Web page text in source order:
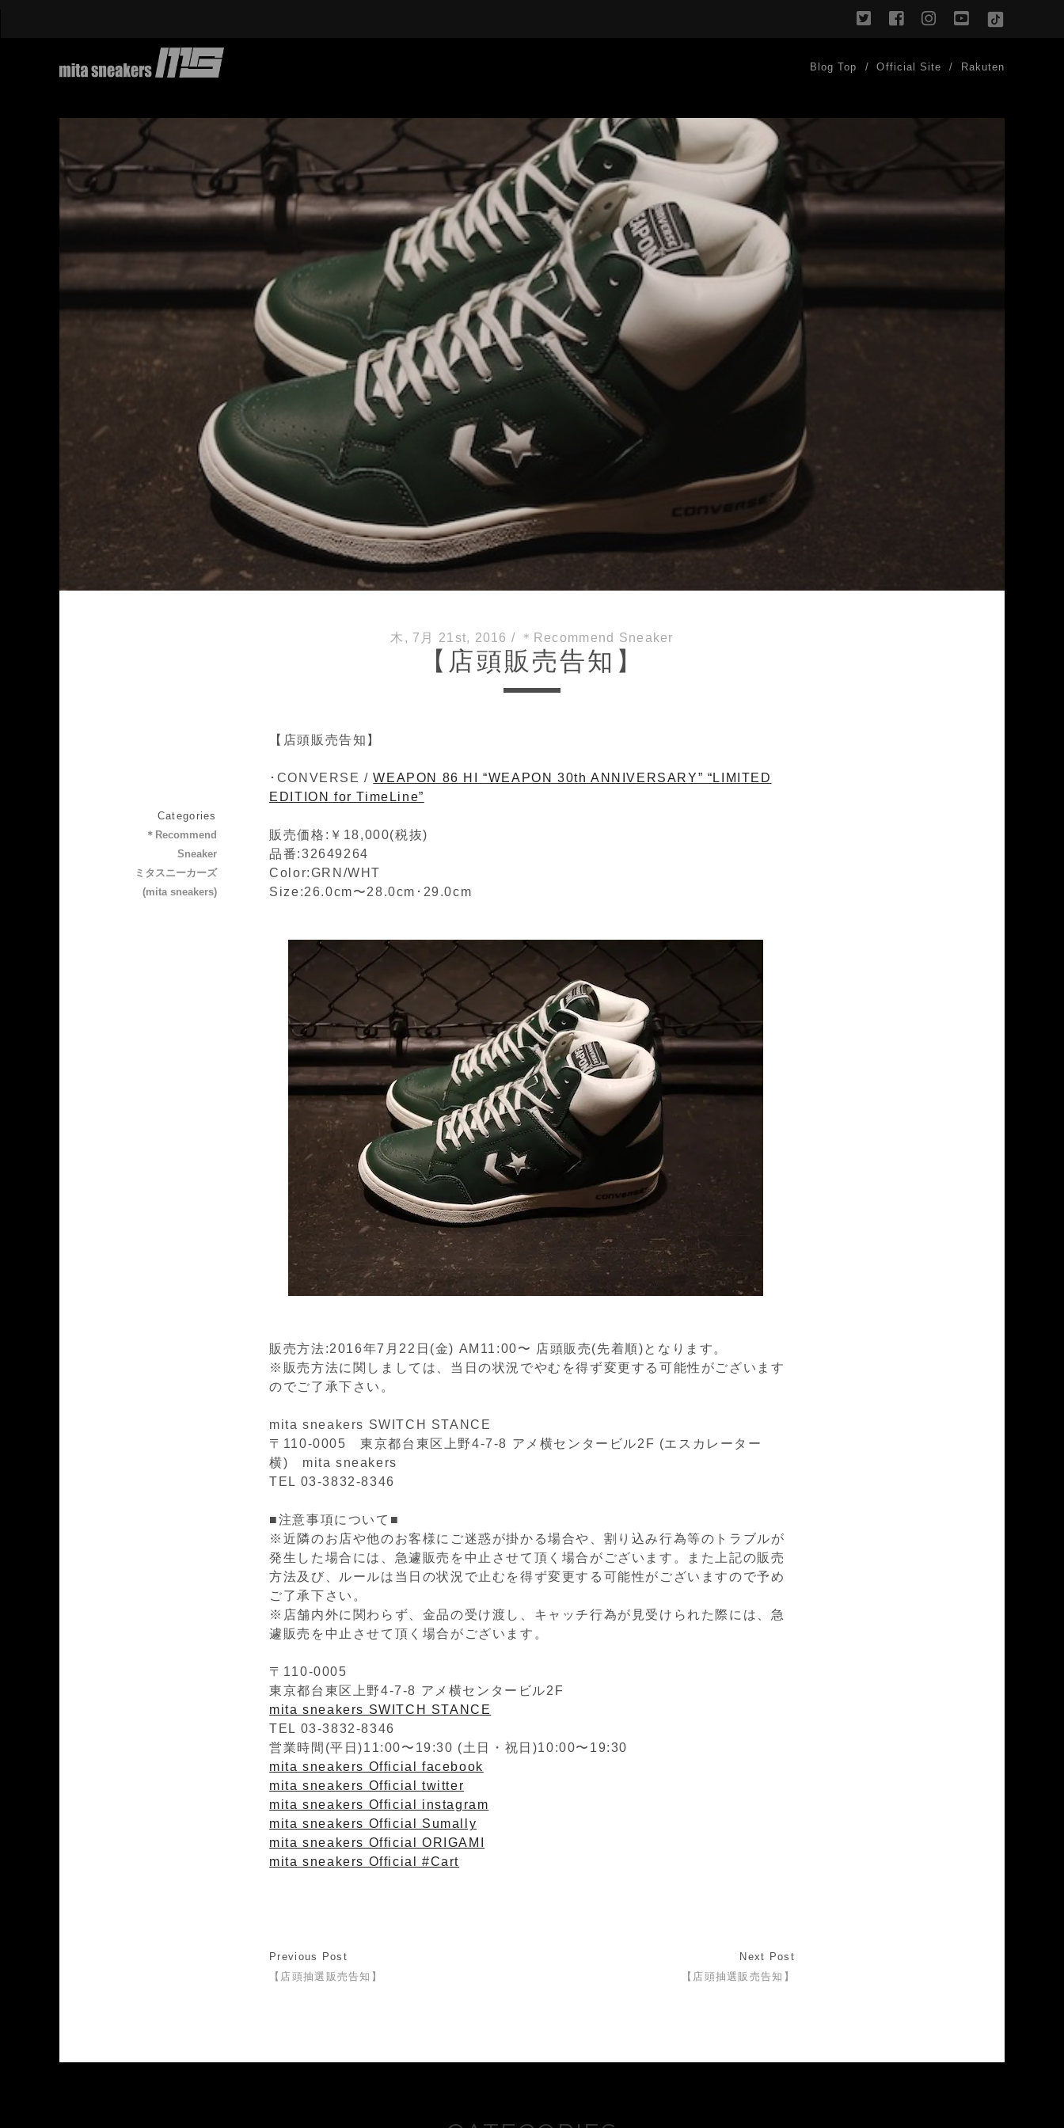
twitterfacebookinstagram
youtube
TikTok
Blog Top Official Site Rakuten
木, 7月 21st, 2016 / ＊Recommend Sneaker
【店頭販売告知】
【店頭販売告知】
･CONVERSE /WEAPON 86 HI “WEAPON 30th ANNIVERSARY” “LIMITED
EDITION for TimeLine”
販売価格:￥18,000(税抜)
品番:32649264
Color:GRN/WHT
Size:26.0cm〜28.0cm･29.0cm
販売方法:2016年7月22日(金) AM11:00〜 店頭販売(先着順)となります。
※販売方法に関しましては、当日の状況でやむを得ず変更する可能性がございます
のでご了承下さい。
mita sneakers SWITCH STANCE
〒110-0005 東京都台東区上野4-7-8 アメ横センタービル2F (エスカレーター
横) mita sneakers
TEL 03-3832-8346
■注意事項について■
※近隣のお店や他のお客様にご迷惑が掛かる場合や、割り込み行為等のトラブルが
発生した場合には、急遽販売を中止させて頂く場合がございます。また上記の販売
方法及び、ルールは当日の状況で止むを得ず変更する可能性がございますので予め
ご了承下さい。
※店舗内外に関わらず、金品の受け渡し、キャッチ行為が見受けられた際には、急
遽販売を中止させて頂く場合がございます。
〒110-0005
東京都台東区上野4-7-8 アメ横センタービル2F
mita sneakers SWITCH STANCE
TEL 03-3832-8346
営業時間(平日)11:00〜19:30 (土日・祝日)10:00〜19:30
mita sneakers Official facebook
mita sneakers Official twitter
mita sneakers Official instagram
mita sneakers Official Sumally
mita sneakers Official ORIGAMI
mita sneakers Official #Cart
Previous Post
【店頭抽選販売告知】
Next Post
【店頭抽選販売告知】
Categories
＊Recommend
Sneaker
ミタスニーカーズ
(mita sneakers)